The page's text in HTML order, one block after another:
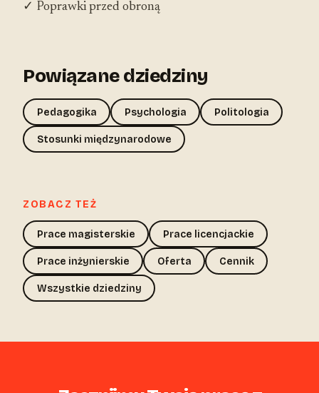
✓ Poprawki przed obroną
Powiązane dziedziny
Pedagogika Psychologia Politologia
Stosunki międzynarodowe
ZOBACZ TEŻ
Prace magisterskie Prace licencjackie
Prace inżynierskie Oferta Cennik
Wszystkie dziedziny